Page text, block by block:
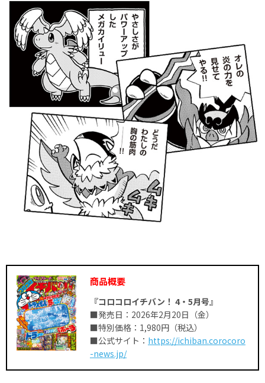
商品概要
『コロコロイチバン！ 4・5月号』
■発売日：2026年2月20日（金）
■特別価格：1,980円（税込）
■公式サイト： https://ichiban.corocoro
-news.jp/